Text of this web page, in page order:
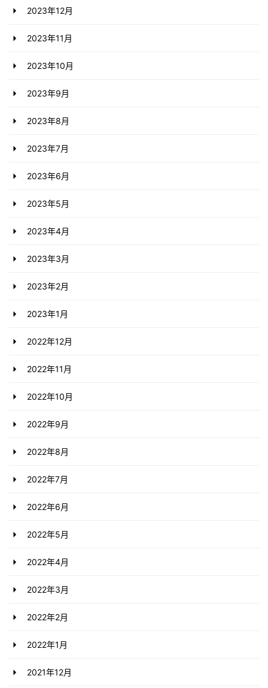
2023年12月
2023年11月
2023年10月
2023年9月
2023年8月
2023年7月
2023年6月
2023年5月
2023年4月
2023年3月
2023年2月
2023年1月
2022年12月
2022年11月
2022年10月
2022年9月
2022年8月
2022年7月
2022年6月
2022年5月
2022年4月
2022年3月
2022年2月
2022年1月
2021年12月